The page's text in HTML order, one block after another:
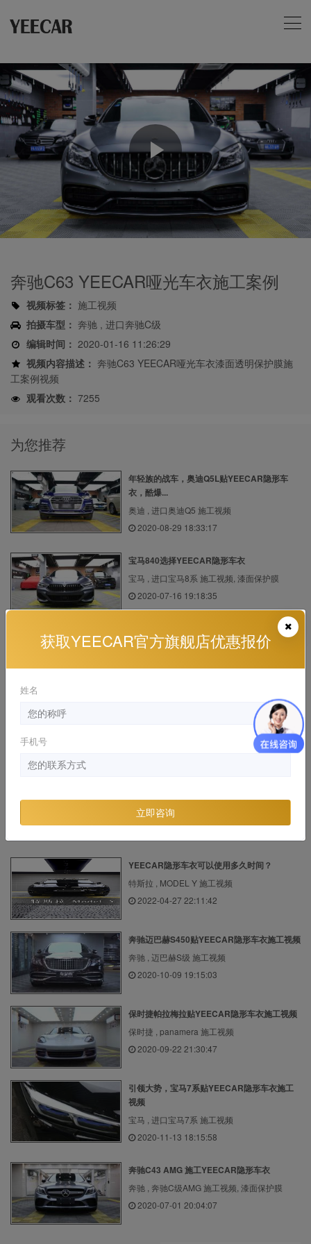
Play
Video
奔驰C63 YEECAR哑光车衣施工案例
视频标签： 施工视频
拍摄车型： 奔驰 , 进口奔驰C级
编辑时间： 2020-01-16 11:26:29
视频内容描述： 奔驰C63 YEECAR哑光车衣漆面透明保护膜施
工案例视频
观看次数： 7255
为您推荐
年轻族的战车，奥迪Q5L贴YEECAR隐形车
衣，酷爆...
奥迪 , 进口奥迪Q5 施工视频
2020-08-29 18:33:17
宝马840选择YEECAR隐形车衣
宝马 , 进口宝马8系 施工视频, 漆面保护膜
2020-07-16 19:18:35
奔驰AMG GT50 YEECAR隐形车衣施工案例
奔驰 , 奔驰G级AMG 施工视频
2020-01-14 14:54:29
奔驰GLB蓝色施工YEECAR车衣真不错
衣
宝马 , 施工视频, 漆面保护膜
YEECAR隐形车衣可以使用多久时间？
特斯拉 , MODEL Y 施工视频
2022-04-27 22:11:42
奔驰迈巴赫S450贴YEECAR隐形车衣施工视频
奔驰 , 迈巴赫S级 施工视频
2020-10-09 19:15:03
保时捷帕拉梅拉贴YEECAR隐形车衣施工视频
保时捷 , panamera 施工视频
2020-09-22 21:30:47
引领大势，宝马7系贴YEECAR隐形车衣施工
视频
宝马 , 进口宝马7系 施工视频
2020-11-13 18:15:58
奔驰C43 AMG 施工YEECAR隐形车衣
奔驰 , 奔驰C级AMG 施工视频, 漆面保护膜
2020-07-01 20:04:07
获取YEECAR官方旗舰店优惠报价
姓名
手机号
立即咨询